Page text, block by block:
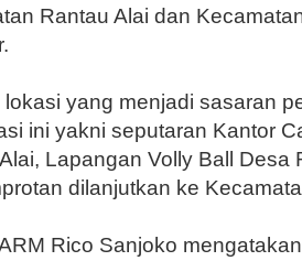
Rantau Alai dan
yang menjadi sasaran
ini yakni seputaran Kantor
Lapangan Volly Ball Desa
dilanjutkan ke
Rico Sanjoko